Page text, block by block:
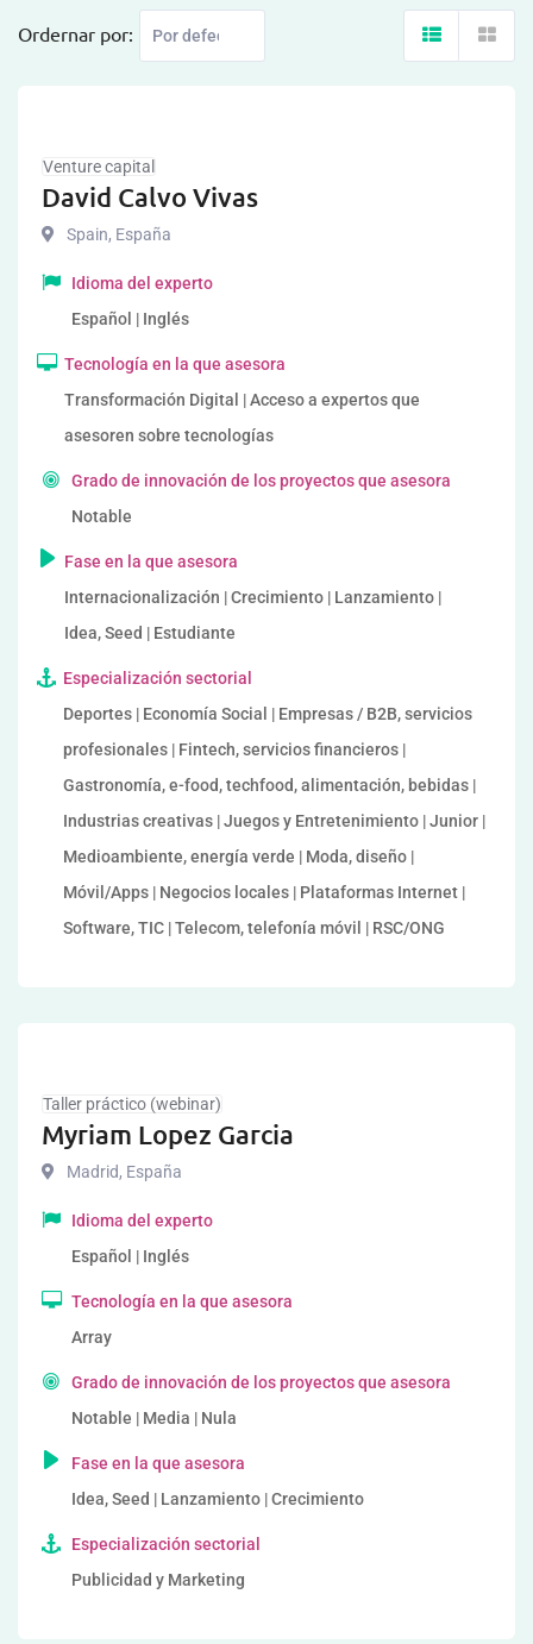
Ordernar por:
Venture capital
David Calvo Vivas
Spain, España
Idioma del experto
Español | Inglés
Tecnología en la que asesora
Transformación Digital | Acceso a expertos que
asesoren sobre tecnologías
Grado de innovación de los proyectos que asesora
Notable
Fase en la que asesora
Internacionalización | Crecimiento | Lanzamiento |
Idea, Seed | Estudiante
Especialización sectorial
Deportes | Economía Social | Empresas / B2B, servicios
profesionales | Fintech, servicios financieros |
Gastronomía, e-food, techfood, alimentación, bebidas |
Industrias creativas | Juegos y Entretenimiento | Junior |
Medioambiente, energía verde | Moda, diseño |
Móvil/Apps | Negocios locales | Plataformas Internet |
Software, TIC | Telecom, telefonía móvil | RSC/ONG
Taller práctico (webinar)
Myriam Lopez Garcia
Madrid, España
Idioma del experto
Español | Inglés
Tecnología en la que asesora
Array
Grado de innovación de los proyectos que asesora
Notable | Media | Nula
Fase en la que asesora
Idea, Seed | Lanzamiento | Crecimiento
Especialización sectorial
Publicidad y Marketing